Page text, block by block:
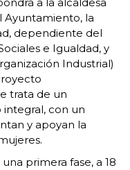
Ayuntamiento, la
dependiente del
e Igualdad, y
Industrial)
trata de un
con un
y apoyan la
primera fase, a 18